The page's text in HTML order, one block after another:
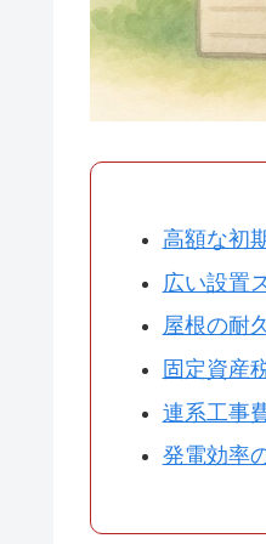
高額な初
広い設置
屋根の耐
固定資産
連系工事
発電効率